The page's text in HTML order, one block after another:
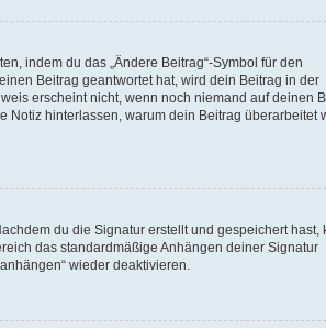
indem du das „Ändere Beitrag“-Symbol für den
Beitrag geantwortet hat, wird dein Beitrag in der
erscheint nicht, wenn noch niemand auf deinen
Notiz hinterlassen, warum dein Beitrag überarbeitet
du die Signatur erstellt und gespeichert hast,
das standardmäßige Anhängen deiner Signatur
wieder deaktivieren.